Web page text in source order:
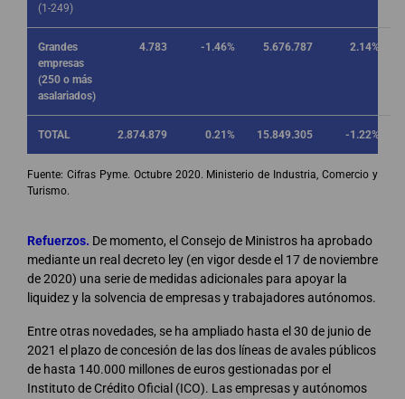
(1-249)
Grandes
empresas
(250 o más
asalariados)
4.783 -1.46% 5.676.787 2.14%
TOTAL 2.874.879 0.21% 15.849.305 -1.22%
Fuente: Cifras Pyme. Octubre 2020. Ministerio de Industria, Comercio y
Turismo.
Refuerzos. De momento, el Consejo de Ministros ha aprobado
mediante un real decreto ley (en vigor desde el 17 de noviembre
de 2020) una serie de medidas adicionales para apoyar la
liquidez y la solvencia de empresas y trabajadores autónomos.
Entre otras novedades, se ha ampliado hasta el 30 de junio de
2021 el plazo de concesión de las dos líneas de avales públicos
de hasta 140.000 millones de euros gestionadas por el
Instituto de Crédito Oficial (ICO). Las empresas y autónomos